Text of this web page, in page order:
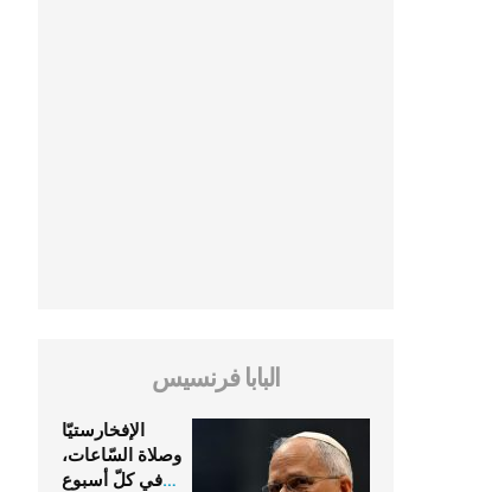
البابا فرنسيس
الإفخارستيّا
وصلاة السّاعات،
في كلّ أسبوع